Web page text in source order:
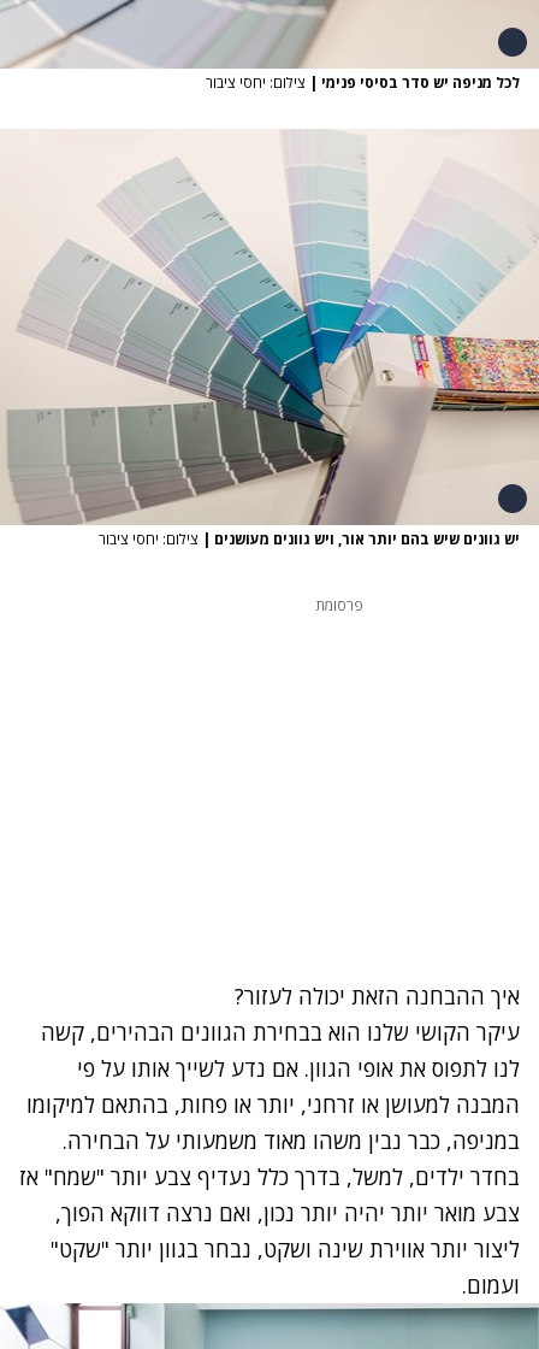
לכל מניפה יש סדר בסיסי פנימי | צילום: יחסי ציבור
יש גוונים שיש בהם יותר אור, ויש גוונים מעושנים | צילום: יחסי ציבור
פרסומת
איך ההבחנה הזאת יכולה לעזור?
עיקר הקושי שלנו הוא בבחירת הגוונים הבהירים, קשה
לנו לתפוס את אופי הגוון. אם נדע לשייך אותו על פי
המבנה למעושן או זרחני, יותר או פחות, בהתאם למיקומו
במניפה, כבר נבין משהו מאוד משמעותי על הבחירה.
בחדר ילדים, למשל, בדרך כלל נעדיף צבע יותר "שמח" אז
צבע מואר יותר יהיה יותר נכון, ואם נרצה דווקא הפוך,
ליצור יותר אווירת שינה ושקט, נבחר בגוון יותר "שקט"
ועמום.